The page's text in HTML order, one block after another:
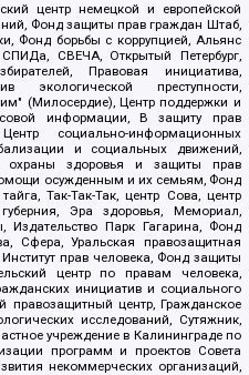
центр немецкой и европейской
Фонд защиты прав граждан Штаб,
Фонд борьбы с коррупцией, Альянс
СВЕЧА, Открытый Петербург,
Правовая инициатива,
экологической преступности,
(Милосердие), Центр поддержки и
информации, В защиту прав
социально-информационных
и социальных движений,
охраны здоровья и защиты прав
осужденным и их семьям, Фонд
Так-Так-Так, центр Сова, центр
Эра здоровья, Мемориал,
Парк Гагарина, Фонд
Сфера, Уральская правозащитная
прав человека, Фонд защиты
центр по правам человека,
инициатив и социального
правозащитный центр, Гражданское
исследований, Сутяжник,
учреждение в Калининграде по
программ и проектов Совета
некоммерческих организаций,